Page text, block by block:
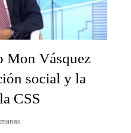
Mon Vásquez
social y la
CSS